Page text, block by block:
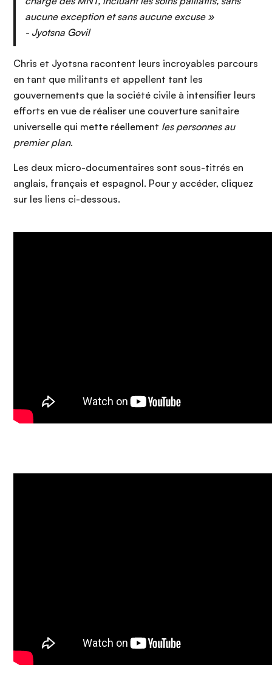
aucune exception et sans aucune excuse »
- Jyotsna Govil
Chris et Jyotsna racontent leurs incroyables parcours
en tant que militants et appellent tant les
gouvernements que la société civile à intensifier leurs
efforts en vue de réaliser une couverture sanitaire
universelle qui mette réellement les personnes au
premier plan.
Les deux micro-documentaires sont sous-titrés en
anglais, français et espagnol. Pour y accéder, cliquez
sur les liens ci-dessous.